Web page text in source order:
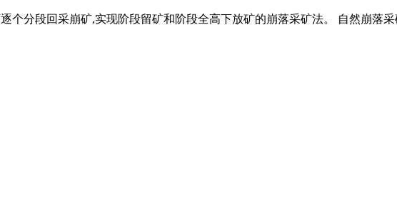
个分段回采崩矿,实现阶段留矿和阶段全高下放矿的崩落采矿法。 自然崩落采